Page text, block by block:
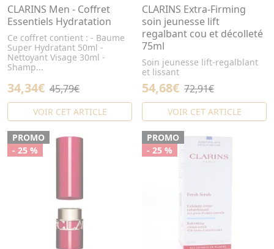
CLARINS Men - Coffret
Essentiels Hydratation
Ce coffret contient : - Baume
Super Hydratant 50ml -
Nettoyant Visage 30ml -
Shamp...
34,34€ 45,79€
VOIR CET ARTICLE
CLARINS Extra-Firming
soin jeunesse lift
regalbant cou et décolleté
75ml
Soin jeunesse lift-regalblant
et lissant
54,68€ 72,91€
VOIR CET ARTICLE
PROMO
- 25 %
PROMO
- 25 %